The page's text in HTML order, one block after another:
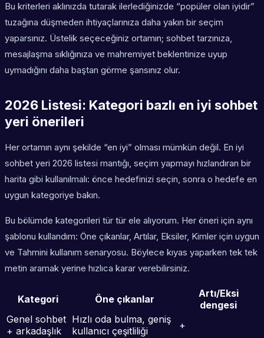
Bu kriterleri aklınızda tutarak ilerlediğinizde “popüler olan iyidir”
tuzağına düşmeden ihtiyaçlarınıza daha yakın bir seçim
yaparsınız. Üstelik seçeceğiniz ortamın; sohbet tarzınıza,
mesajlaşma sıklığınıza ve mahremiyet beklentinize uyup
uymadığını daha baştan görme şansınız olur.
2026 Listesi: Kategori bazlı en iyi sohbet
yeri önerileri
Her ortamın aynı şekilde “en iyi” olması mümkün değil. En iyi
sohbet yeri 2026 listesi mantığı, seçim yapmayı hızlandıran bir
harita gibi kullanılmalı: önce hedefinizi seçin, sonra o hedefe en
uygun kategoriye bakın.
Bu bölümde kategorileri tür tür ele alıyorum. Her öneri için aynı
şablonu kullandım: Öne çıkanlar, Artılar, Eksiler, Kimler için uygun
ve Tahmini kullanım senaryosu. Böylece kıyas yaparken tek tek
metin aramak yerine hızlıca karar verebilirsiniz.
Kategori Öne çıkanlar
Artı/Eksi
dengesi
Genel sohbet
+ arkadaşlık
Hızlı oda bulma, geniş
kullanıcı çeşitliliği
+